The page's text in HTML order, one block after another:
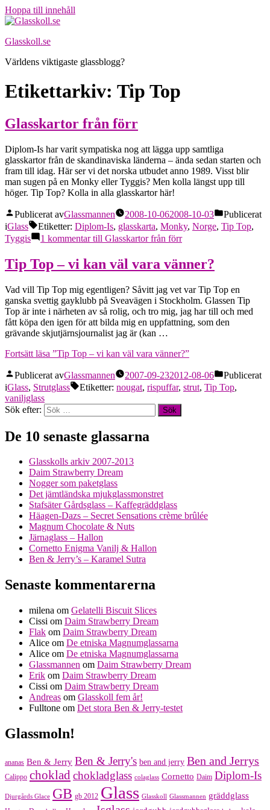
Hoppa till innehåll
Glasskoll.se
Världens viktigaste glassblogg?
Etikettarkiv: Tip Top
Glasskartor från förr
Diplom-Is har varit sympatiska nog att lägga upp samtliga
glasskartor från de skandinaviska länderna – ända sedan starten och
fram till idag. Här ser vi det norska utbudet anno 1989. Visst blir
man sugen på en Monky eller Tyggis? Men kolla längst upp till
höger. Tip Top? Kolla in alla glasskartor här!
Publicerat avGlassmannen 2008-10-062008-10-03
Publicerat
iGlass Etiketter: Diplom-Is, glasskarta, Monky, Norge, Tip Top,
Tyggis
1 kommentartill Glasskartor från förr
Tip Top – vi kan väl vara vänner?
Vad vill Tip Top mig egentligen? Såvitt jag vet var Tip Top en
ganska svettig gayklubb på Sveavägen i Stockholm. Glassen Tip
Top är inte i närheten av så rolig, och tro mig, jag har till och med
fått köpa den igen för att bilda mig en uppfattning, som den
grävande skjutjärnsjournalist jag är (kan …
Fortsätt läsa ”Tip Top – vi kan väl vara vänner?”
Publicerat avGlassmannen 2007-09-232012-08-06
Publicerat
iGlass, Strutglass Etiketter: nougat, rispuffar, strut, Tip Top,
vaniljglass
Sök efter:
De 10 senaste glassarna
Glasskolls arkiv 2007-2013
Daim Strawberry Dream
Nogger som paketglass
Det jämtländska mjukglassmonstret
Stafsäter Gårdsglass – Kaffegräddglass
Häagen-Dazs – Secret Sensations crème brûlée
Magnum Chocolate & Nuts
Järnaglass – Hallon
Cornetto Enigma Vanilj & Hallon
Ben & Jerry’s – Karamel Sutra
Senaste kommentarerna
milena om Gelatelli Biscuit Slices
Cissi om Daim Strawberry Dream
Flak om Daim Strawberry Dream
Alice om De etniska Magnumglassarna
Alice om De etniska Magnumglassarna
Glassmannen om Daim Strawberry Dream
Erik om Daim Strawberry Dream
Cissi om Daim Strawberry Dream
Andreas om Glasskoll fem år!
Fulltone om Det stora Ben & Jerry-testet
Glassmoln!
ananas Ben & Jerry Ben & Jerry's ben and jerry Ben and Jerrys
Calippo choklad chokladglass colaglass Cornetto Daim Diplom-Is
Djurgårds Glace GB gb 2012 Glass Glasskoll Glassmannen gräddglass